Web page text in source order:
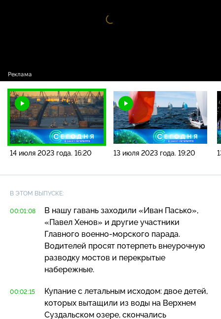
Видео
проигрыватель
14 июля 2023 года. 16:20 13 июля 2023 года. 19:20
В ЭТОМ ВЫПУСКЕ:
00:01:08
В нашу гавань заходили «Иван Пасько»,
«Павел Хенов» и другие участники
Главного военно-морского парада.
Водителей просят потерпеть внеурочную
разводку мостов и перекрытые
набережные.
00:02:15
Купание с летальным исходом: двое детей,
которых вытащили из воды на Верхнем
Суздальском озере, скончались